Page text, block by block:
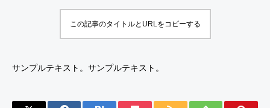
この記事のタイトルとURLをコピーする
サンプルテキスト。サンプルテキスト。